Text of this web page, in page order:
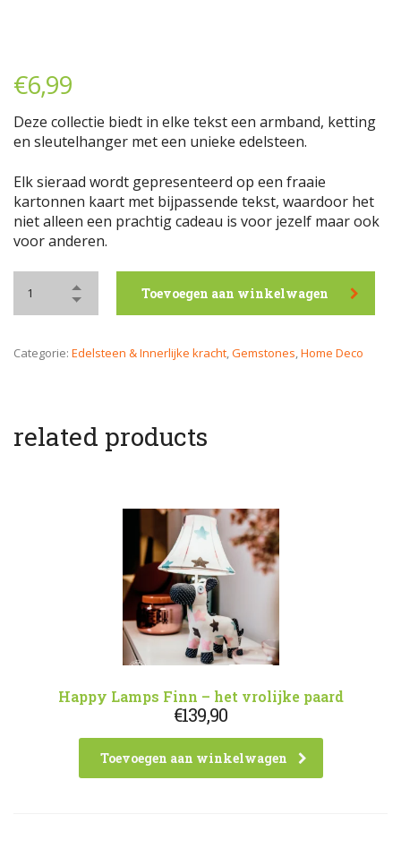
€6,99
Deze collectie biedt in elke tekst een armband, ketting
en sleutelhanger met een unieke edelsteen.
Elk sieraad wordt gepresenteerd op een fraaie
kartonnen kaart met bijpassende tekst, waardoor het
niet alleen een prachtig cadeau is voor jezelf maar ook
voor anderen.
Toevoegen aan winkelwagen
Categorie: Edelsteen & Innerlijke kracht,Gemstones,Home Deco
related products
Happy Lamps Finn – het vrolijke paard
€139,90
Toevoegen aan winkelwagen